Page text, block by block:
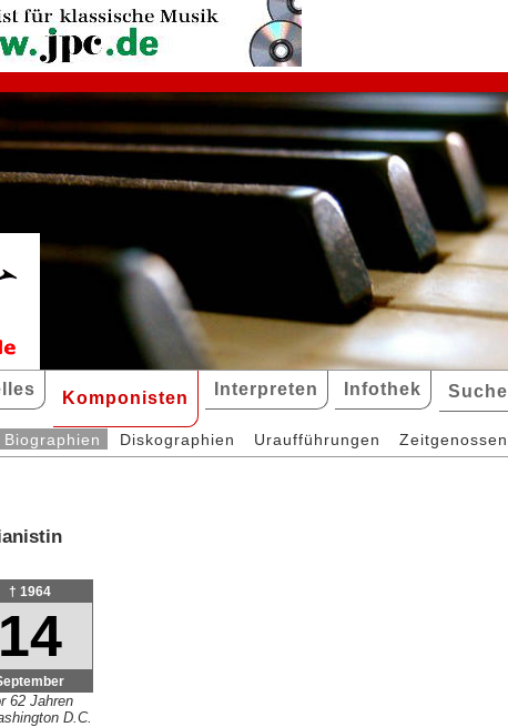
Komponisten Interpreten Infothek Suche
Biographien Diskographien Uraufführungen Zeitgenossen
† 1964
14
62 Jahren
D.C.